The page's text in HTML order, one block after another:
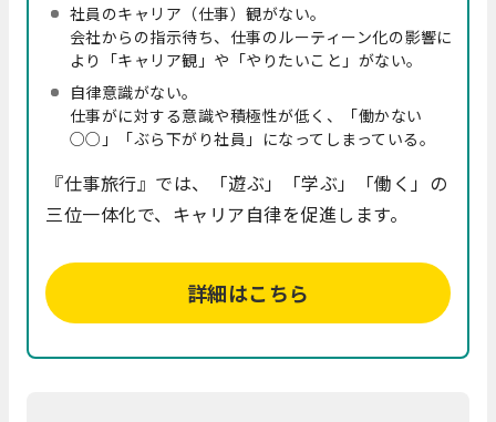
社員のキャリア（仕事）観がない。
会社からの指示待ち、仕事のルーティーン化の影響に
より「キャリア観」や「やりたいこと」がない。
自律意識がない。
仕事がに対する意識や積極性が低く、「働かない
○○」「ぶら下がり社員」になってしまっている。
『仕事旅行』では、「遊ぶ」「学ぶ」「働く」の
三位一体化で、キャリア自律を促進します。
詳細はこちら